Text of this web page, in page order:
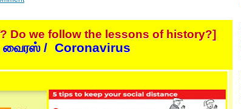
Do we follow the lessons of history?]
/ Coronavirus